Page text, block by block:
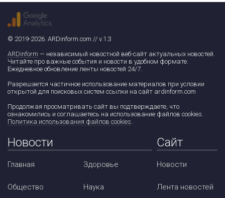
© 2019-2026. ARDinform.com // v.1.3
ARDinform — независимый новостной веб-сайт актуальных новостей.
Читайте про важные события и новости в удобном формате.
Ежедневное обновление ленты новостей 24/7.
Разрешается частичное использование материалов при условии
открытой для поисковых систем ссылки на сайт ardinform.com
Продолжая просматривать сайт вы подтверждаете, что
ознакомились и соглашаетесь на использование файлов cookies.
Политика использования файлов cookies.
Новости
Главная
Общество
Здоровье
Наука
Сайт
Новости
Лента новостей